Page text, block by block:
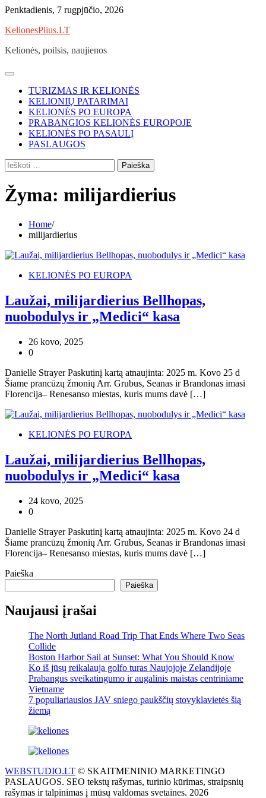
Skip
content
Penktadienis, 7 rugpjūčio, 2026
KelionesPlius.LT
Kelionės, poilsis, naujienos
TURIZMAS IR KELIONĖS
KELIONIŲ PATARIMAI
KELIONĖS PO EUROPA
PRABANGIOS KELIONĖS EUROPOJE
KELIONĖS PO PASAULĮ
PASLAUGOS
Ieškoti:
Žyma: milijardierius
Home
milijardierius
KELIONĖS PO EUROPA
Laužai, milijardierius Bellhopas,
nuobodulys ir „Medici“ kasa
26 kovo, 2025
0
Danielle Strayer Paskutinį kartą atnaujinta: 2025 m. Kovo 25 d
Šiame prancūzų žmonių Arr. Grubus, Seanas ir Brandonas imasi
Florencija– Renesanso miestas, kuris mums davė […]
KELIONĖS PO EUROPA
Laužai, milijardierius Bellhopas,
nuobodulys ir „Medici“ kasa
24 kovo, 2025
0
Danielle Strayer Paskutinį kartą atnaujinta: 2025 m. Kovo 24 d
Šiame prancūzų žmonių Arr. Grubus, Seanas ir Brandonas imasi
Florencija– Renesanso miestas, kuris mums davė […]
Paieška
Paieška
Naujausi įrašai
The North Jutland Road Trip That Ends Where Two Seas
Collide
Boston Harbor Sail at Sunset: What You Should Know
Ko iš jūsų reikalauja golfo turas Naujojoje Zelandijoje
Prabangus sveikatingumo ir augalinis maistas centriniame
Vietname
7 populiariausios JAV sniego paukščių stovyklavietės šią
žiemą
WEBSTUDIO.LT © SKAITMENINIO MARKETINGO
PASLAUGOS. SEO tekstų rašymas, turinio kūrimas, straipsnių
rašymas ir talpinimas į mūsų valdomas svetaines. 2026